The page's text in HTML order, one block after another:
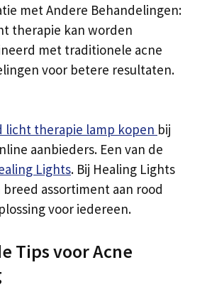
met Andere Behandelingen:
therapie kan worden
met traditionele acne
voor betere resultaten.
licht therapie lamp kopen bij
aanbieders. Een van de
Lights. Bij Healing Lights
assortiment aan rood
voor iedereen.
Tips voor Acne